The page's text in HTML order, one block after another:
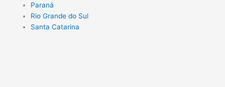
Paraná
Rio Grande do Sul
Santa Catarina